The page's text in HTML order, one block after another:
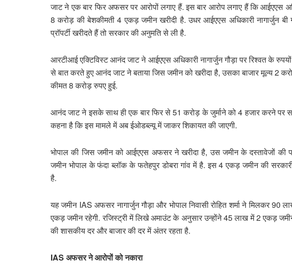
जाट ने एक बार फिर अफसर पर आरोपों लगाए हैं. इस बार आरोप लगाए हैं कि आईएएस
8 करोड़ की बेशकीमती 4 एकड़ जमीन खरीदी है. उधर आईएएस अधिकारी नागार्जुन
प्रॉपर्टी खरीदते हैं तो सरकार की अनुमति से ली है.
आरटीआई एक्टिविस्ट आनंद जाट ने आईएएस अधिकारी नागार्जुन गौड़ा पर रिश्वत के
से बात करते हुए आनंद जाट ने बताया जिस जमीन को खरीदा है, उसका बाजार मूल्य 2
कीमत 8 करोड़ रुपए हुई.
आनंद जाट ने इसके साथ ही एक बार फिर से 51 करोड़ के जुर्माने को 4 हजार करने पर
कहना है कि इस मामले में अब ईओडब्ल्यू में जाकर शिकायत की जाएगी.
भोपाल की जिस जमीन को आईएएस अफसर ने खरीदा है, उस जमीन के दस्तावेजों की
जमीन भोपाल के फंदा ब्लॉक के फतेहपुर डोबरा गांव में है. इस 4 एकड़ जमीन की
है.
यह जमीन IAS अफसर नागार्जुन गौड़ा और भोपाल निवासी रोहित शर्मा ने मिलकर 90
एकड़ जमीन रहेगी. रजिस्ट्री में लिखे अमाउंट के अनुसार उन्होंने 45 लाख में 2 एकड़
की शासकीय दर और बाजार की दर में अंतर रहता है.
IAS अफसर ने आरोपों को नकारा